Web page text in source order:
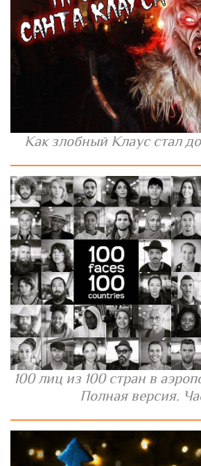
Как злобный Клаус стал
100 лиц из 100 стран в
Полная версия.